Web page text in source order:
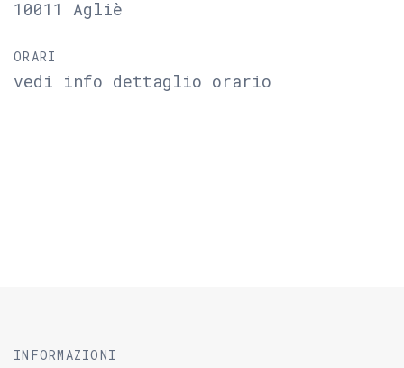
10011 Agliè
ORARI
vedi info dettaglio orario
INFORMAZIONI